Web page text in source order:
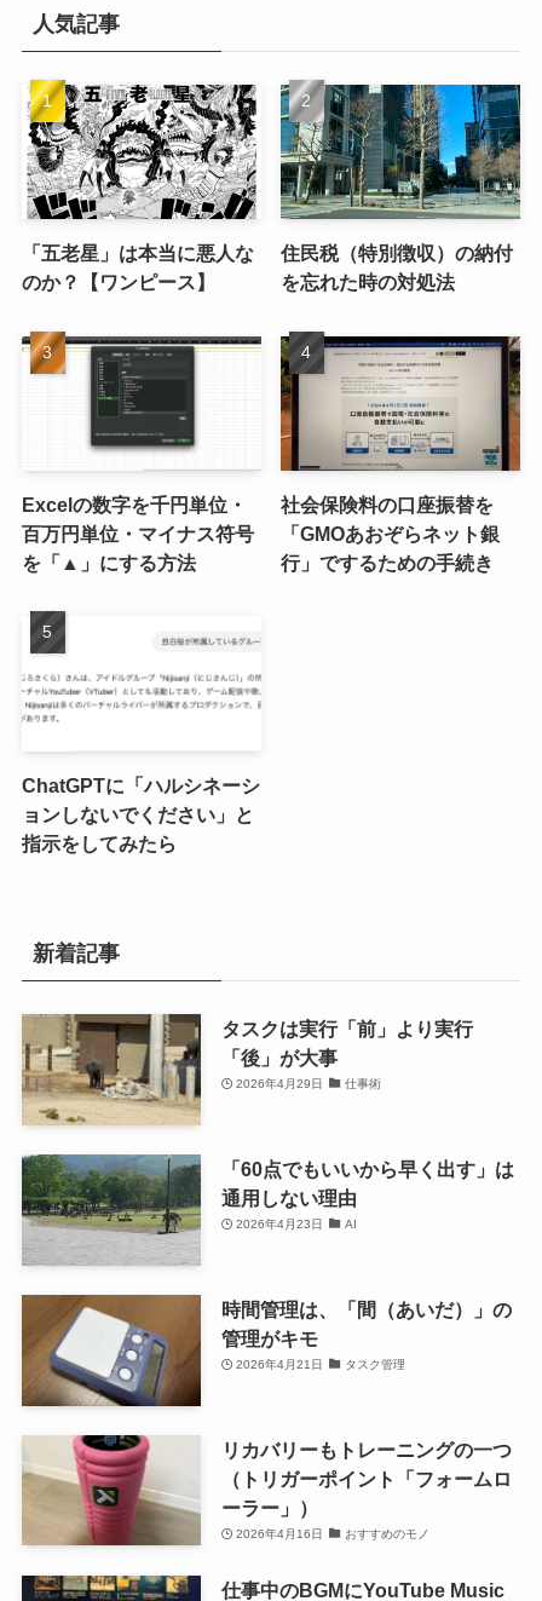
ブ人気記事
「五老星」は本当に悪人な
のか？【ワンピース】
住民税（特別徴収）の納付
を忘れた時の対処法
Excelの数字を千円単位・
百万円単位・マイナス符号
を「▲」にする方法
社会保険料の口座振替を
「GMOあおぞらネット銀
行」でするための手続き
ChatGPTに「ハルシネーシ
ョンしないでください」と
指示をしてみたら
新着記事
タスクは実行「前」より実行
「後」が大事
2026年4月29日 仕事術
「60点でもいいから早く出す」は
通用しない理由
2026年4月23日 AI
時間管理は、「間（あいだ）」の
管理がキモ
2026年4月21日 タスク管理
リカバリーもトレーニングの一つ
（トリガーポイント「フォームロ
ーラー」）
2026年4月16日 おすすめのモノ
仕事中のBGMにYouTube Music